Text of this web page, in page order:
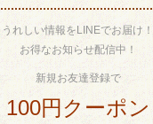
うれしい情報をLINEでお届け！
お得なお知らせ配信中！
新規お友達登録で
100円クーポン